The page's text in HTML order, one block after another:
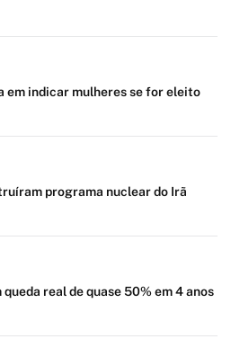
em indicar mulheres se for eleito
programa nuclear do Irã
real de quase 50% em 4 anos